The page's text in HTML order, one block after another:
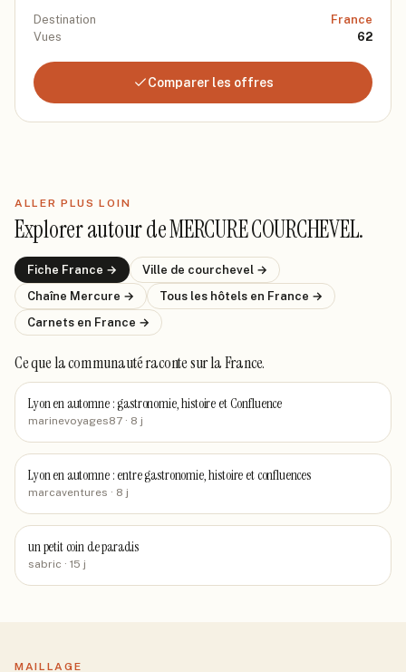
Destination
France
Vues
62
Comparer les offres
ALLER PLUS LOIN
Explorer autour deMERCURE COURCHEVEL.
Fiche France → Ville de courchevel →
Chaîne Mercure → Tous les hôtels en France →
Carnets en France →
Ce que la communauté racontesur la France.
Lyon en automne : gastronomie, histoire et Confluence
marinevoyages87 · 8 j
Lyon en automne : entre gastronomie, histoire et confluences
marcaventures · 8 j
un petit coin de paradis
sabric · 15 j
MAILLAGE